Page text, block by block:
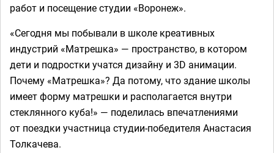
работ и посещение студии «Воронеж».
«Сегодня мы побывали в школе креативных
индустрий «Матрешка» — пространство, в котором
дети и подростки учатся дизайну и 3D анимации.
Почему «Матрешка»? Да потому, что здание школы
имеет форму матрешки и располагается внутри
стеклянного куба!» — поделилась впечатлениями
от поездки участница студии-победителя Анастасия
Толкачева.